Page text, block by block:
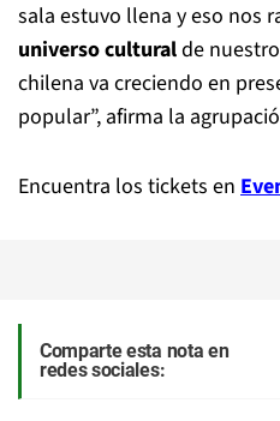
sala estuvo llena y eso nos
universo culturalde
chilena va creciendo en
popular”, afirma la
Encuentra los tickets en
Comparte esta nota en
redes sociales: